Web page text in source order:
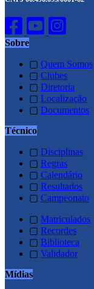
Sobre
▢ Quem Somos
▢ Clubes
▢ Diretoria
▢ Localização
▢ Documentos
Técnico
▢ Disciplinas
▢ Regras
▢ Calendário
▢ Resultados
▢ Campeonato
▢ Matriculados
▢ Recordes
▢ Biblioteca
▢ Validador
Mídias